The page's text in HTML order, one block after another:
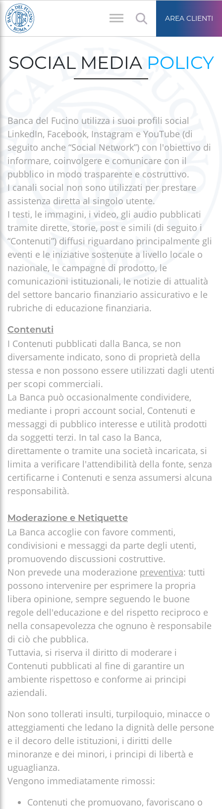
Salta
al
contenuto
Area
AREA CLIENTI
Briciole
di
SOCIAL MEDIA POLICY
Banca del Fucino utilizza i suoi profili social
LinkedIn, Facebook, Instagram e YouTube (di
seguito anche “Social Network”) con l'obiettivo di
informare, coinvolgere e comunicare con il
pubblico in modo trasparente e costruttivo.
I canali social non sono utilizzati per prestare
assistenza diretta al singolo utente.
I testi, le immagini, i video, gli audio pubblicati
tramite dirette, storie, post e simili (di seguito i
“Contenuti”) diffusi riguardano principalmente gli
eventi e le iniziative sostenute a livello locale o
nazionale, le campagne di prodotto, le
comunicazioni istituzionali, le notizie di attualità
del settore bancario finanziario assicurativo e le
rubriche di educazione finanziaria.
Contenuti
I Contenuti pubblicati dalla Banca, se non
diversamente indicato, sono di proprietà della
stessa e non possono essere utilizzati dagli utenti
per scopi commerciali.
La Banca può occasionalmente condividere,
mediante i propri account social, Contenuti e
messaggi di pubblico interesse e utilità prodotti
da soggetti terzi. In tal caso la Banca,
direttamente o tramite una società incaricata, si
limita a verificare l'attendibilità della fonte, senza
certificarne i Contenuti e senza assumersi alcuna
responsabilità.
Moderazione e Netiquette
La Banca accoglie con favore commenti,
condivisioni e messaggi da parte degli utenti,
promuovendo discussioni costruttive.
Non prevede una moderazione preventiva: tutti
possono intervenire per esprimere la propria
libera opinione, sempre seguendo le buone
regole dell'educazione e del rispetto reciproco e
nella consapevolezza che ognuno è responsabile
di ciò che pubblica.
Tuttavia, si riserva il diritto di moderare i
Contenuti pubblicati al fine di garantire un
ambiente rispettoso e conforme ai principi
aziendali.
Non sono tollerati insulti, turpiloquio, minacce o
atteggiamenti che ledano la dignità delle persone
e il decoro delle istituzioni, i diritti delle
minoranze e dei minori, i principi di libertà e
uguaglianza.
Vengono immediatamente rimossi:
Contenuti che promuovano, favoriscano o